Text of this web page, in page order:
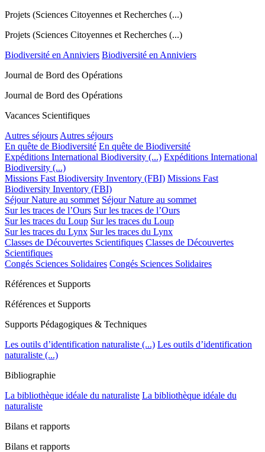
Projets (Sciences Citoyennes et Recherches (...)
Projets (Sciences Citoyennes et Recherches (...)
Biodiversité en Anniviers Biodiversité en Anniviers
Journal de Bord des Opérations
Journal de Bord des Opérations
Vacances Scientifiques
Autres séjours Autres séjours
En quête de Biodiversité En quête de Biodiversité
Expéditions International Biodiversity (...) Expéditions International
Biodiversity (...)
Missions Fast Biodiversity Inventory (FBI) Missions Fast
Biodiversity Inventory (FBI)
Séjour Nature au sommet Séjour Nature au sommet
Sur les traces de l’Ours Sur les traces de l’Ours
Sur les traces du Loup Sur les traces du Loup
Sur les traces du Lynx Sur les traces du Lynx
Classes de Découvertes Scientifiques Classes de Découvertes
Scientifiques
Congés Sciences Solidaires Congés Sciences Solidaires
Références et Supports
Références et Supports
Supports Pédagogiques & Techniques
Les outils d’identification naturaliste (...) Les outils d’identification
naturaliste (...)
Bibliographie
La bibliothèque idéale du naturaliste La bibliothèque idéale du
naturaliste
Bilans et rapports
Bilans et rapports